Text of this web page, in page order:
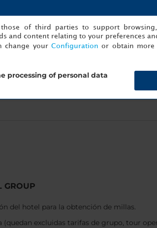
35.000
35.000
GROUP
del hotel para la obtención de millas.
excluidas tarifas de grupo, tour
of third parties to support
and content relating to your preferences
change your Configuration or obtain
processing of personal data